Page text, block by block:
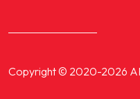
Copyright © 2020-2026